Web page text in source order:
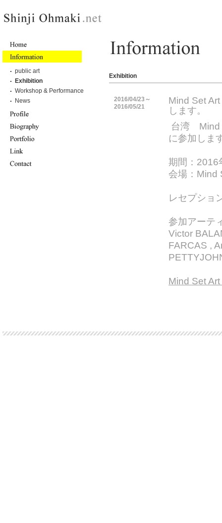
Exhibition
2016/04/23～
2016/05/21
Mind Set
します。
台湾 Mind
に参加しま
期間：2016
会場：Mind
レセプショ
参加アーテ
Victor
FARCAS ,
Mind Set
public art
Exhibition
Workshop & Performance
News